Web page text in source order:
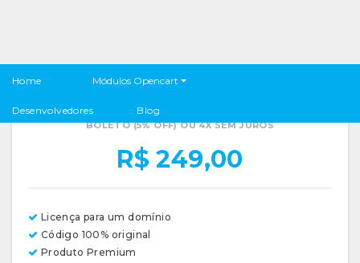
Home Módulos Opencart
Desenvolvedores Blog
Boleto e Cartão Opencart
BOLETO (5% OFF) OU 4X SEM JUROS
R$ 249,00
Licença para um domínio
Código 100% original
Produto Premium